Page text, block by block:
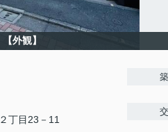
【外観】
２丁目23－11